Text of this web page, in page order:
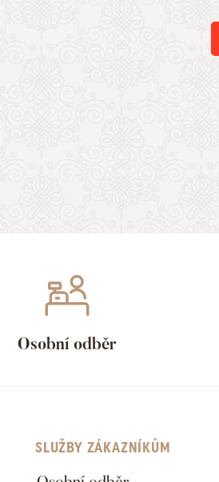
Osobní odběr
SLUŽBY ZÁKAZNÍKŮM